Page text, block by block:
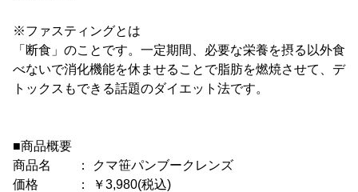
※ファスティングとは
「断食」のことです。一定期間、必要な栄養を摂る以外食
べないで消化機能を休ませることで脂肪を燃焼させて、デ
トックスもできる話題のダイエット法です。
■商品概要
商品名 ： クマ笹パンブークレンズ
価格 ： ￥3,980(税込)